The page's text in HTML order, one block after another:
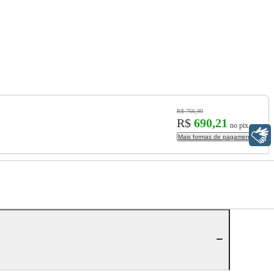
R$ 766,90
R$ 690,21 no pix
Mais formas de pagamento
Libras